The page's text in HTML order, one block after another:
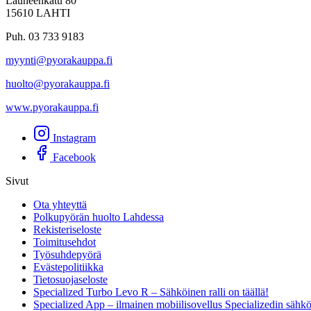
15610 LAHTI
Puh. 03 733 9183
myynti@pyorakauppa.fi
huolto@pyorakauppa.fi
www.pyorakauppa.fi
Instagram
Facebook
Sivut
Ota yhteyttä
Polkupyörän huolto Lahdessa
Rekisteriseloste
Toimitusehdot
Työsuhdepyörä
Evästepolitiikka
Tietosuojaseloste
Specialized Turbo Levo R – Sähköinen ralli on täällä!
Specialized App – ilmainen mobiilisovellus Specializedin